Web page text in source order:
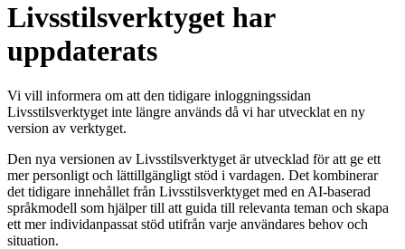
Livsstilsverktyget har
uppdaterats
Vi vill informera om att den tidigare inloggningssidan
Livsstilsverktyget inte längre används då vi har utvecklat en ny
version av verktyget.
Den nya versionen av Livsstilsverktyget är utvecklad för att ge ett
mer personligt och lättillgängligt stöd i vardagen. Det kombinerar
det tidigare innehållet från Livsstilsverktyget med en AI-baserad
språkmodell som hjälper till att guida till relevanta teman och skapa
ett mer individanpassat stöd utifrån varje användares behov och
situation.